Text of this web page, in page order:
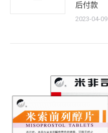
后付款
2023-04-09